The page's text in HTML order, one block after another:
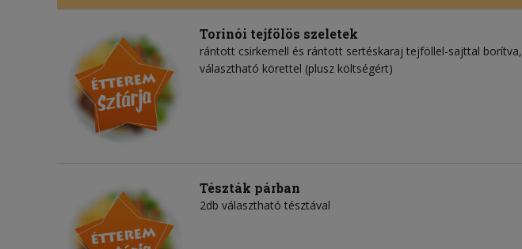
Torinói tejfölös szeletek
rántott csirkemell és rántott sertéskaraj tejföllel-sajttal borítva,
választható körettel (plusz költségért)
Tészták párban
2db választható tésztával